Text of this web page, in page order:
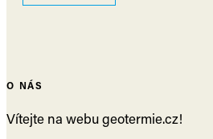
O NÁS
Vítejte na webu geotermie.cz!